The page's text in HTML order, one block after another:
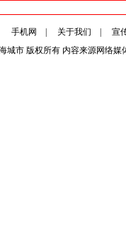
手机网 关于我们 |宣
城市 版权所有 内容来源网络媒